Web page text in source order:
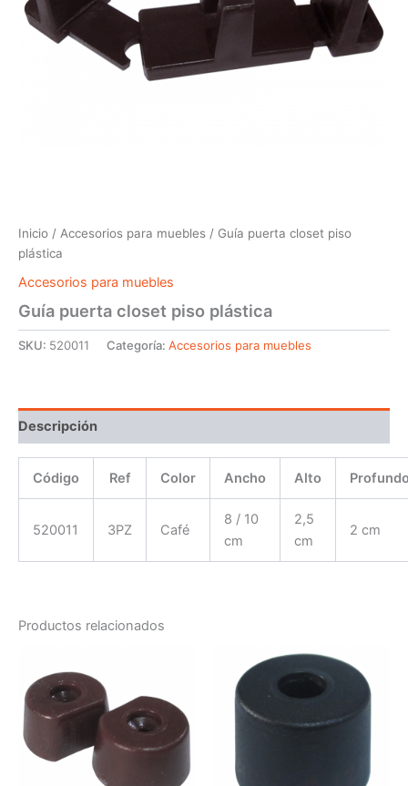
Inicio / Accesorios para muebles / Guía puerta closet piso
plástica
Accesorios para muebles
Guía puerta closet piso plástica
SKU: 520011 Categoría: Accesorios para muebles
Descripción
Código Ref Color Ancho Alto
520011 3PZ Café
8 / 10
cm
2,5
cm
2 cm
Productos relacionados